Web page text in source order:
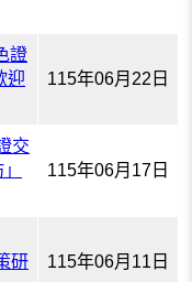
證
迎
115年06月22日
交
115年06月17日
研
115年06月11日